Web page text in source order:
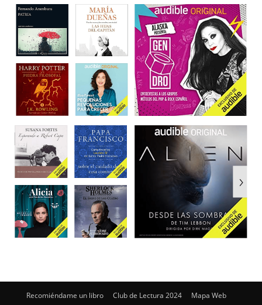
Recomiéndame un libro Club de Lectura 2024
Mapa Web